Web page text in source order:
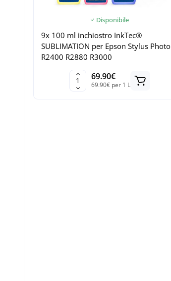
Disponibile
9x 100 ml inchiostro InkTec®
SUBLIMATION per Epson Stylus Photo
R2400 R2880 R3000
69.90€
69.90€ per 1 L